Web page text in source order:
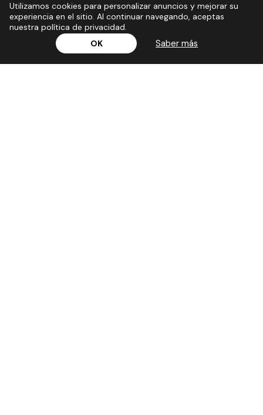
Utilizamos cookies para personalizar anuncios y mejorar su
experiencia en el sitio. Al continuar navegando, aceptas
nuestra política de privacidad.
OK
Saber más